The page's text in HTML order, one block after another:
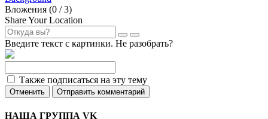
Вложения (0 / 3)
Share Your Location
Введите текст с картинки. Не разобрать?
Также подписаться на эту тему
Отменить Отправить комментарий
НАША ГРУППА VK